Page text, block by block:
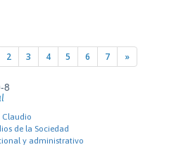
2 3 4 5 6 7 »
8
Claudio
de la Sociedad
y administrativo